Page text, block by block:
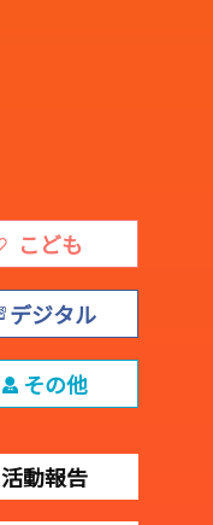
こども
デジタル
その他
活動報告